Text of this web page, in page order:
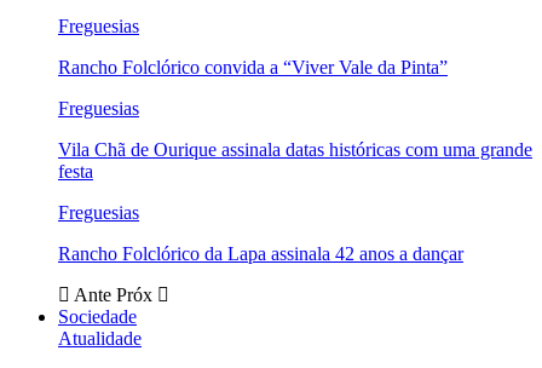
Freguesias
Rancho Folclórico convida a “Viver Vale da Pinta”
Freguesias
Vila Chã de Ourique assinala datas históricas com uma grande
festa
Freguesias
Rancho Folclórico da Lapa assinala 42 anos a dançar
Ante Próx
Sociedade
Atualidade